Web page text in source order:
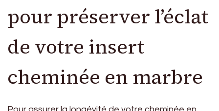
pour préserver l’éclat
de votre insert
cheminée en marbre